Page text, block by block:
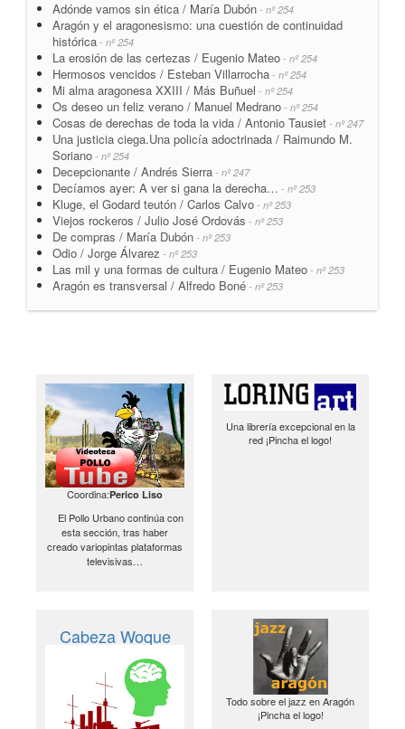
Adónde vamos sin ética / María Dubón - nº 254
Aragón y el aragonesismo: una cuestión de continuidad
histórica - nº 254
La erosión de las certezas / Eugenio Mateo - nº 254
Hermosos vencidos / Esteban Villarrocha - nº 254
Mi alma aragonesa XXIII / Más Buñuel - nº 254
Os deseo un feliz verano / Manuel Medrano - nº 254
Cosas de derechas de toda la vida / Antonio Tausiet - nº 247
Una justicia ciega.Una policía adoctrinada / Raimundo M.
Soriano - nº 254
Decepcionante / Andrés Sierra - nº 247
Decíamos ayer: A ver si gana la derecha… - nº 253
Kluge, el Godard teutón / Carlos Calvo - nº 253
Viejos rockeros / Julio José Ordovás - nº 253
De compras / María Dubón - nº 253
Odio / Jorge Álvarez - nº 253
Las mil y una formas de cultura / Eugenio Mateo - nº 253
Aragón es transversal / Alfredo Boné - nº 253
Coordina:Perico Liso
El Pollo Urbano continúa con
esta sección, tras haber
creado variopintas plataformas
televisivas…
Una librería excepcional en la
red ¡Pincha el logo!
Cabeza Woque
Todo sobre el jazz en Aragón
¡Pincha el logo!